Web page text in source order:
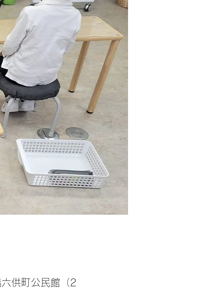
供町公民館（2